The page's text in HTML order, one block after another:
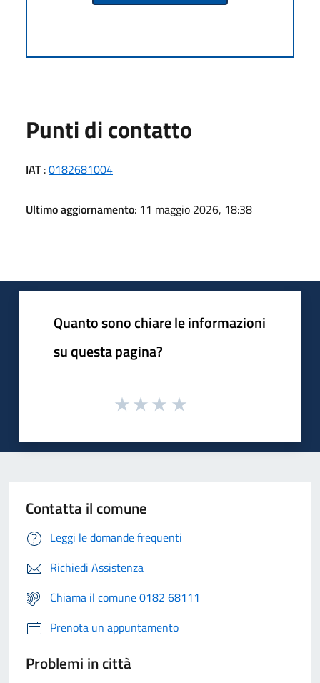
Punti di contatto
IAT:0182681004
Ultimo aggiornamento: 11 maggio 2026, 18:38
Quanto sono chiare le informazioni
su questa pagina?
Contatta il comune
Leggi le domande frequenti
Richiedi Assistenza
Chiama il comune 0182 68111
Prenota un appuntamento
Problemi in città